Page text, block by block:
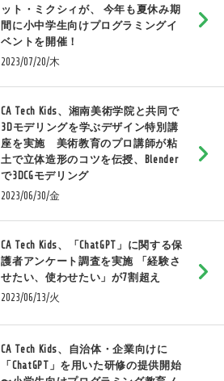
ット・ミクシィが、 今年も夏休み期
間に小中学生向けプログラミングイ
ベントを開催！
2023/07/20/木
CA Tech Kids、湘南美術学院と共同で
3Dモデリングを学ぶデザイン特別講
座を実施 美術教育のプロ講師が粘
土で立体造形のコツを伝授、Blender
で3DCGモデリング
2023/06/30/金
CA Tech Kids、「ChatGPT」に関する保
護者アンケート調査を実施 「経験さ
せたい、使わせたい」が7割超え
2023/06/13/火
CA Tech Kids、自治体・企業向けに
「ChatGPT」を用いた研修の提供開始